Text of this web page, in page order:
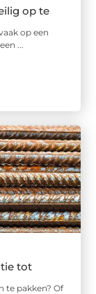
op te
op een
...
tot
te pakken? Of